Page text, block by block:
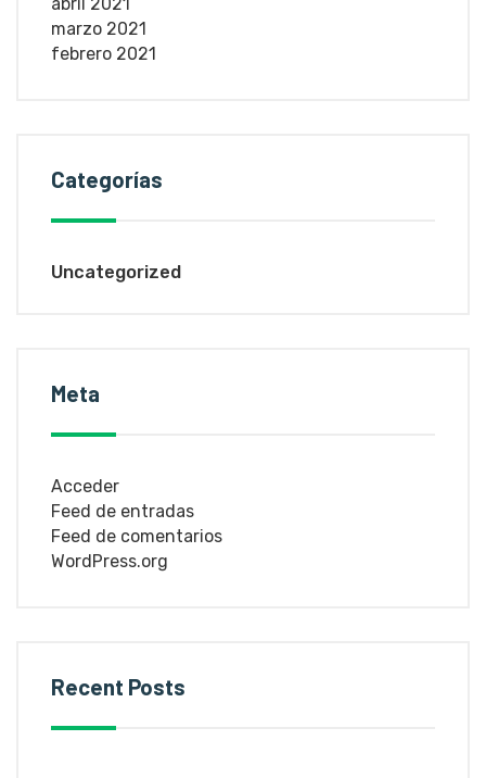
marzo 2021
febrero 2021
Categorías
Uncategorized
Meta
Acceder
Feed de entradas
Feed de comentarios
WordPress.org
Recent Posts